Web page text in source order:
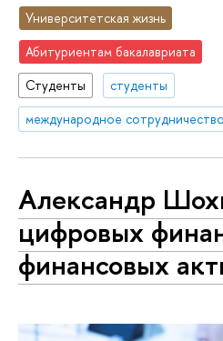
Университетская жизнь
Абитуриентам бакалавриата
Студенты
студенты
международное сотрудничество
Александр
цифровых
финансовых